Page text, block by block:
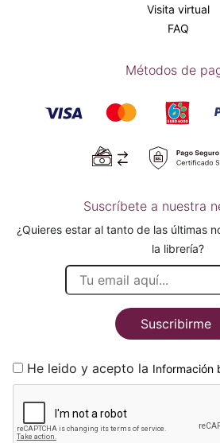
Visita virtual
FAQ
Métodos de
Suscríbete a nuestra
¿Quieres estar al tanto de las últimas
la librería?
Suscribirme
He leido y acepto la Información